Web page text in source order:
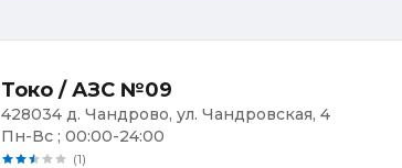
Токо / АЗС №09
428034 д. Чандрово, ул. Чандровская, 4
Пн-Вс ; 00:00-24:00
(1)